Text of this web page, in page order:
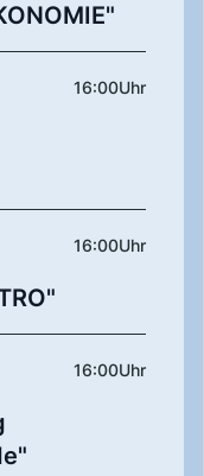
16:00Uhr
16:00Uhr
16:00Uhr